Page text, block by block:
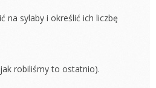
na sylaby i określić ich liczbę
robiliśmy to ostatnio).